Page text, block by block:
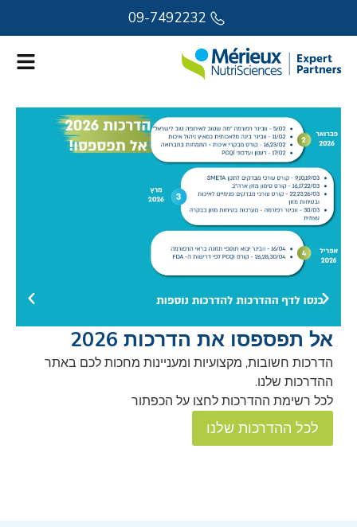
09-7492232
אל תפספסו את הדרכות 2026
הדרכות חשובות, מקצועיות ומעניינות מחכות לכם באתר
ההדרכות שלנו.
לכל רשימת ההדרכות לחצו על הכפתור
לכל ההדרכות שלנו